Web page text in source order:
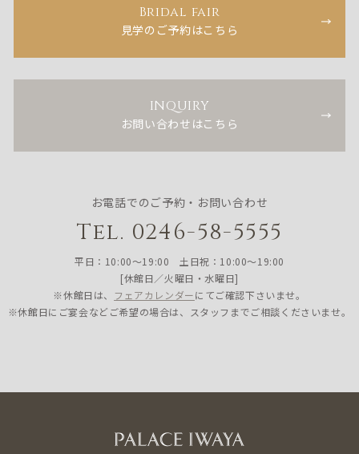
Bridal fair
見学のご予約はこちら
INQUIRY
お問い合わせはこちら
お電話でのご予約・お問い合わせ
Tel. 0246-58-5555
平日：10:00〜19:00 土日祝：10:00〜19:00
[休館日／火曜日・水曜日]
※休館日は、 フェアカレンダーにてご確認下さいませ。
※休館日にご宴会などご希望の場合は、スタッフまでご相談くださいませ。